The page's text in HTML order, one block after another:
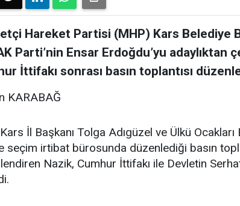
Hareket Partisi (MHP) Kars Belediye
Parti’nin Ensar Erdoğdu’yu adaylıktan
İttifakı sonrası basın toplantısı
KARABAĞ
İl Başkanı Tolga Adıgüzel ve Ülkü
seçim irtibat bürosunda düzenlediği basın
Nazik, Cumhur İttifakı ile Devletin Serhat